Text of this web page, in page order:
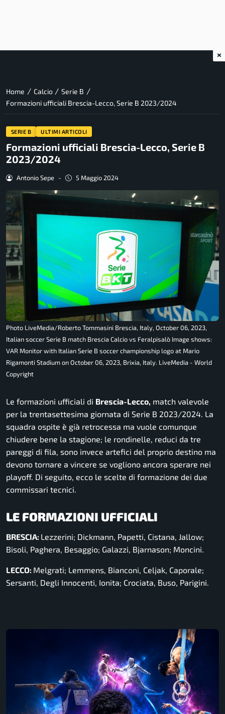
Home / Calcio / Serie B /
Formazioni ufficiali Brescia-Lecco, Serie B 2023/2024
SERIE B ULTIMI ARTICOLI
Formazioni ufficiali Brescia-Lecco, Serie B
2023/2024
Antonio Sepe - 5 Maggio 2024
Photo LiveMedia/Roberto Tommasini Brescia, Italy, October 06, 2023,
Italian soccer Serie B match Brescia Calcio vs Feralpisalò Image shows:
VAR Monitor with Italian Serie B soccer championship logo at Mario
Rigamonti Stadium on October 06, 2023, Brixia, Italy. LiveMedia - World
Copyright
Le formazioni ufficiali di Brescia-Lecco, match valevole
per la trentasettesima giornata di Serie B 2023/2024. La
squadra ospite è già retrocessa ma vuole comunque
chiudere bene la stagione; le rondinelle, reduci da tre
pareggi di fila, sono invece artefici del proprio destino ma
devono tornare a vincere se vogliono ancora sperare nei
playoff. Di seguito, ecco le scelte di formazione dei due
commissari tecnici.
LE FORMAZIONI UFFICIALI
BRESCIA: Lezzerini; Dickmann, Papetti, Cistana, Jallow;
Bisoli, Paghera, Besaggio; Galazzi, Bjarnason; Moncini.
LECCO: Melgrati; Lemmens, Bianconi, Celjak, Caporale;
Sersanti, Degli Innocenti, Ionita; Crociata, Buso, Parigini.
×